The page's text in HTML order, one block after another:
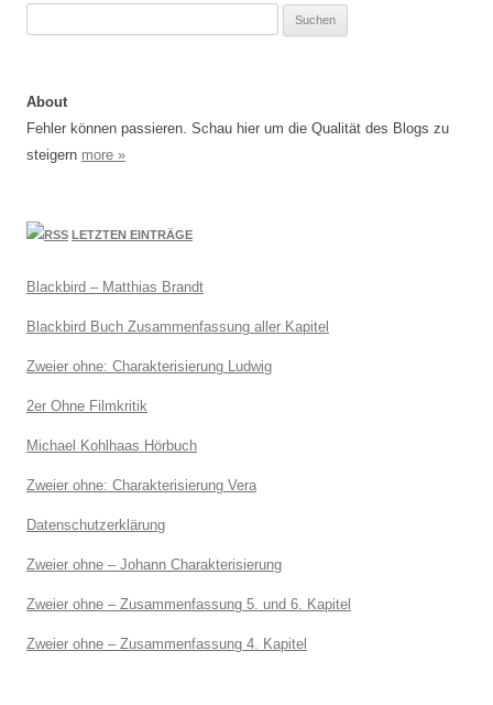
About
Fehler können passieren. Schau hier um die Qualität des Blogs zu
steigern more »
LETZTEN EINTRÄGE
Blackbird – Matthias Brandt
Blackbird Buch Zusammenfassung aller Kapitel
Zweier ohne: Charakterisierung Ludwig
2er Ohne Filmkritik
Michael Kohlhaas Hörbuch
Zweier ohne: Charakterisierung Vera
Datenschutzerklärung
Zweier ohne – Johann Charakterisierung
Zweier ohne – Zusammenfassung 5. und 6. Kapitel
Zweier ohne – Zusammenfassung 4. Kapitel